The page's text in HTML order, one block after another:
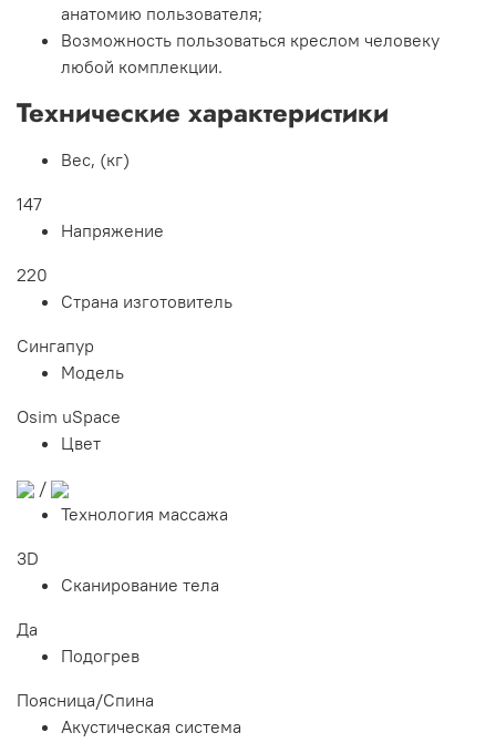
анатомию пользователя;
Возможность пользоваться креслом человеку
любой комплекции.
Технические характеристики
Вес, (кг)
147
Напряжение
220
Страна изготовитель
Сингапур
Модель
Osim uSpace
Цвет
/
Технология массажа
3D
Сканирование тела
Да
Подогрев
Поясница/Спина
Акустическая система